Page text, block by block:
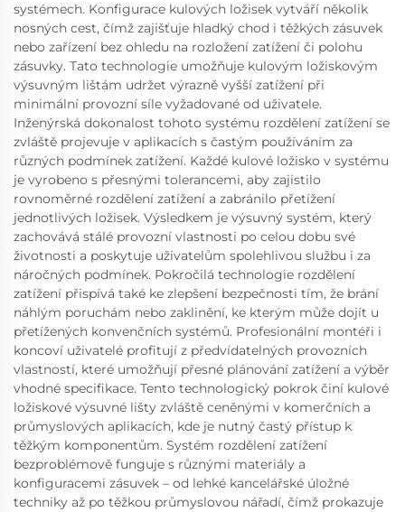
systémech. Konfigurace kulových ložisek vytváří několik
nosných cest, čímž zajišťuje hladký chod i těžkých zásuvek
nebo zařízení bez ohledu na rozložení zatížení či polohu
zásuvky. Tato technologie umožňuje kulovým ložiskovým
výsuvným lištám udržet výrazně vyšší zatížení při
minimální provozní síle vyžadované od uživatele.
Inženýrská dokonalost tohoto systému rozdělení zatížení se
zvláště projevuje v aplikacích s častým používáním za
různých podmínek zatížení. Každé kulové ložisko v systému
je vyrobeno s přesnými tolerancemi, aby zajistilo
rovnoměrné rozdělení zatížení a zabránilo přetížení
jednotlivých ložisek. Výsledkem je výsuvný systém, který
zachovává stálé provozní vlastnosti po celou dobu své
životnosti a poskytuje uživatelům spolehlivou službu i za
náročných podmínek. Pokročilá technologie rozdělení
zatížení přispívá také ke zlepšení bezpečnosti tím, že brání
náhlým poruchám nebo zaklinění, ke kterým může dojít u
přetížených konvenčních systémů. Profesionální montéři i
koncoví uživatelé profitují z předvídatelných provozních
vlastností, které umožňují přesné plánování zatížení a výběr
vhodné specifikace. Tento technologický pokrok činí kulové
ložiskové výsuvné lišty zvláště ceněnými v komerčních a
průmyslových aplikacích, kde je nutný častý přístup k
těžkým komponentům. Systém rozdělení zatížení
bezproblémově funguje s různými materiály a
konfiguracemi zásuvek – od lehké kancelářské úložné
techniky až po těžkou průmyslovou nářadí, čímž prokazuje